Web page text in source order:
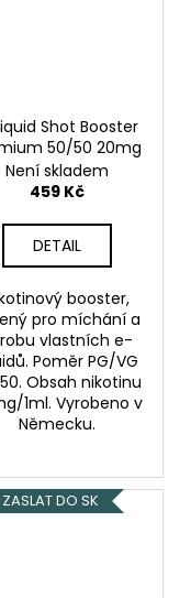
Shot Booster
50/50 20mg
Není skladem
459 Kč
DETAIL
booster,
pro míchání a
vlastních e-
Poměr PG/VG
Obsah nikotinu
1ml. Vyrobeno v
Německu.
ZASLAT DO SK